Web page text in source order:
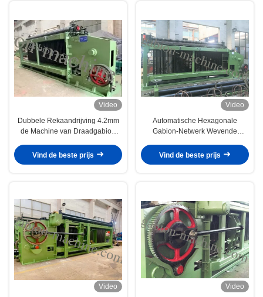
Video
Dubbele Rekaandrijving 4.2mm
de Machine van Draadgabion
Vind de beste prijs
Video
Automatische Hexagonale
Gabion-Netwerk Wevende
Netwerkkippenren
Vind de beste prijs
Video
Video